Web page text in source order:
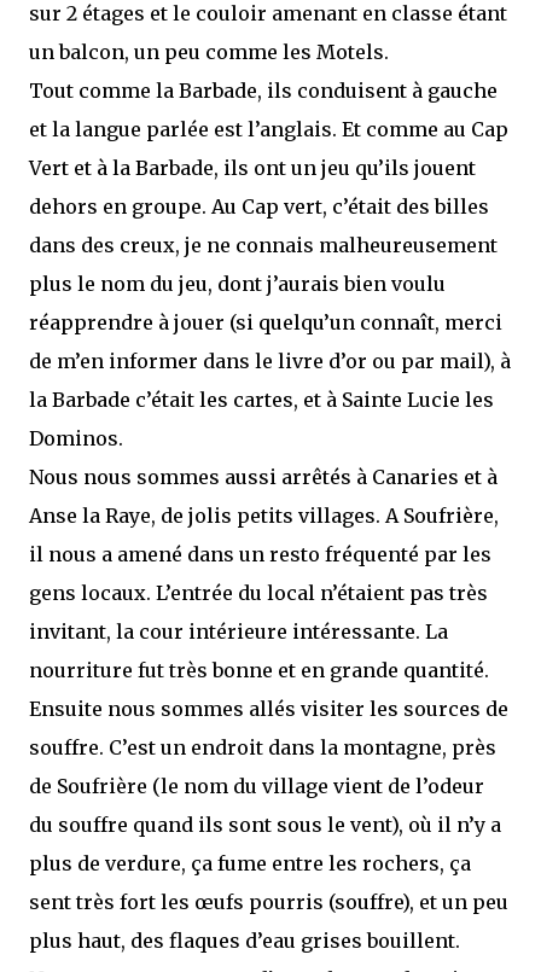
sur 2 étages et le couloir amenant en classe étant
un balcon, un peu comme les Motels.
Tout comme la Barbade, ils conduisent à gauche
et la langue parlée est l’anglais. Et comme au Cap
Vert et à la Barbade, ils ont un jeu qu’ils jouent
dehors en groupe. Au Cap vert, c’était des billes
dans des creux, je ne connais malheureusement
plus le nom du jeu, dont j’aurais bien voulu
réapprendre à jouer (si quelqu’un connaît, merci
de m’en informer dans le livre d’or ou par mail), à
la Barbade c’était les cartes, et à Sainte Lucie les
Dominos.
Nous nous sommes aussi arrêtés à Canaries et à
Anse la Raye, de jolis petits villages. A Soufrière,
il nous a amené dans un resto fréquenté par les
gens locaux. L’entrée du local n’étaient pas très
invitant, la cour intérieure intéressante. La
nourriture fut très bonne et en grande quantité.
Ensuite nous sommes allés visiter les sources de
souffre. C’est un endroit dans la montagne, près
de Soufrière (le nom du village vient de l’odeur
du souffre quand ils sont sous le vent), où il n’y a
plus de verdure, ça fume entre les rochers, ça
sent très fort les œufs pourris (souffre), et un peu
plus haut, des flaques d’eau grises bouillent.